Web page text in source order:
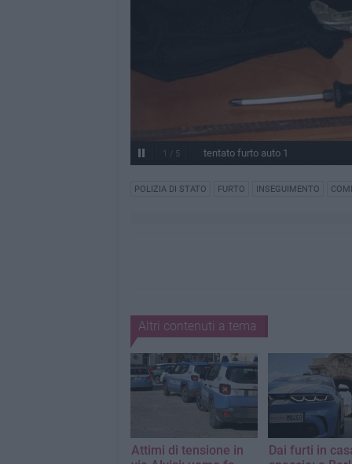
1 / 5 tentato furto auto 1
POLIZIA DI STATO FURTO INSEGUIMENTO
Altri contenuti a tema
Attimi di tensione in
Dai furti in